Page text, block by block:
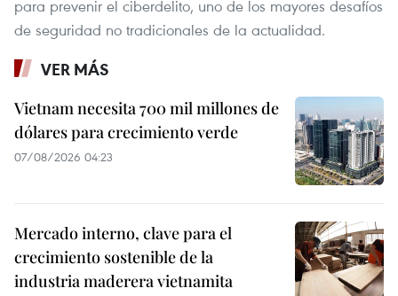
para prevenir el ciberdelito, uno de los mayores desafíos
de seguridad no tradicionales de la actualidad.
VER MÁS
Vietnam necesita 700 mil millones de
dólares para crecimiento verde
07/08/2026 04:23
Mercado interno, clave para el
crecimiento sostenible de la
industria maderera vietnamita